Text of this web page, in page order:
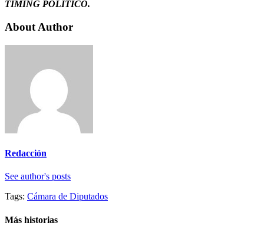
TIMING POLÍTICO.
About Author
Redacción
See author's posts
Tags: Cámara de Diputados
Más historias